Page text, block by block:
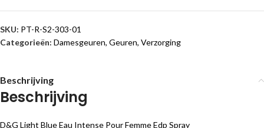
SKU: PT-R-S2-303-01
Categorieën: Damesgeuren, Geuren, Verzorging
Beschrijving
Beschrijving
D&G Light Blue Eau Intense Pour Femme Edp Spray